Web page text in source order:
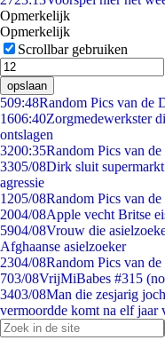
Opmerkelijk
Opmerkelijk
Scrollbar gebruiken
opslaan
509:48Random Pics van de
1606:40Zorgmedewerkster
ontslagen
3200:35Random Pics van
3305/08Dirk sluit
agressie
1205/08Random Pics van
2004/08Apple vecht Britse
5904/08Vrouw die
Afghaanse asielzoeker
2304/08Random Pics van
703/08VrijMiBabes #315
3403/08Man die zesjarig
vermoordde komt na elf jaar